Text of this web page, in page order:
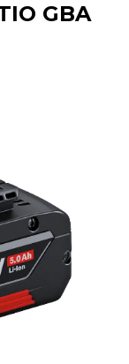
GBA